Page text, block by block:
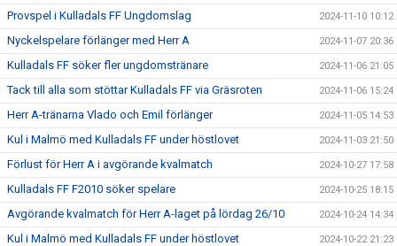
Provspel i Kulladals FF Ungdomslag 2024-11-10 10:12
Nyckelspelare förlänger med Herr A 2024-11-07 20:36
Kulladals FF söker fler ungdomstränare 2024-11-06 21:05
Tack till alla som stöttar Kulladals FF via Gräsroten 2024-11-06 15:24
Herr A-tränarna Vlado och Emil förlänger 2024-11-05 14:53
Kul i Malmö med Kulladals FF under höstlovet 2024-11-03 21:50
Förlust för Herr A i avgörande kvalmatch 2024-10-27 17:58
Kulladals FF F2010 söker spelare 2024-10-25 18:15
Avgörande kvalmatch för Herr A-laget på lördag 26/10 2024-10-24 14:34
Kul i Malmö med Kulladals FF under höstlovet 2024-10-22 21:23